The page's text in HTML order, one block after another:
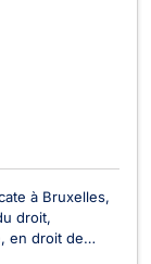
à Bruxelles,
droit,
en droit de